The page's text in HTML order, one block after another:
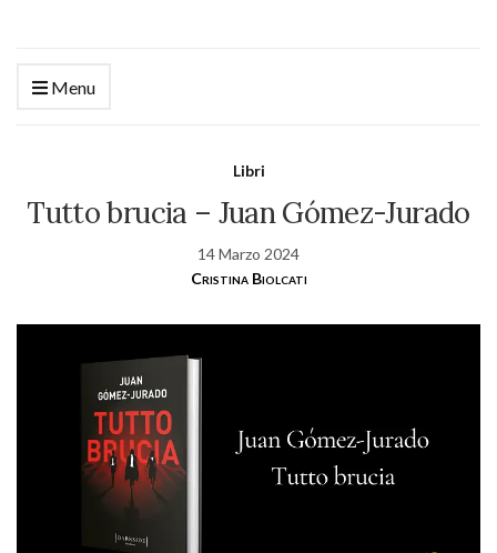
Menu
Libri
Tutto brucia – Juan Gómez-Jurado
14 Marzo 2024
Cristina Biolcati